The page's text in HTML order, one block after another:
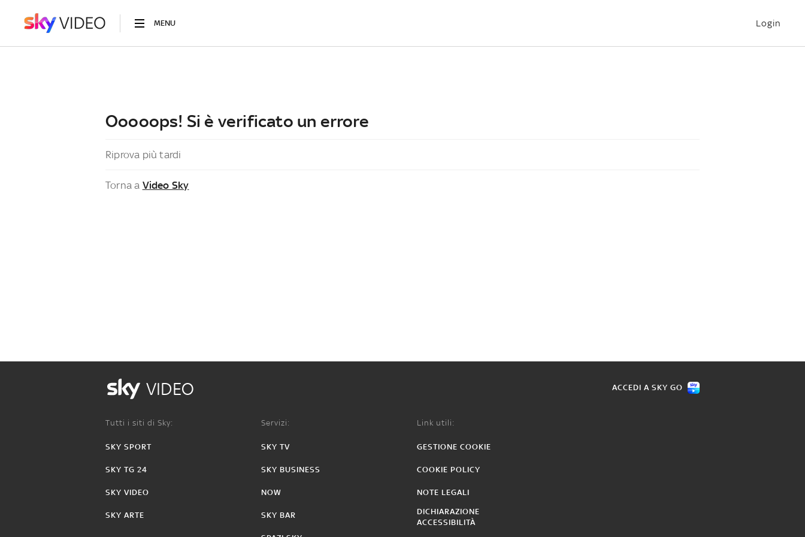
MENU Login
Ooooops! Si è verificato un errore
Riprova più tardi
Torna a Video Sky
VIDEO ACCEDI A SKY GO
Tutti i siti di Sky:
SKY SPORT
SKY TG 24
SKY VIDEO
SKY ARTE
Servizi:
SKY TV
SKY BUSINESS
NOW
SKY BAR
Link utili:
GESTIONE COOKIE
COOKIE POLICY
NOTE LEGALI
DICHIARAZIONE
ACCESSIBILITÀ